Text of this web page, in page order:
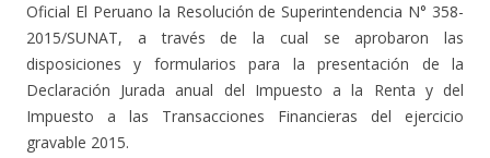
Oficial El Peruano la Resolución de Superintendencia N° 358-
2015/SUNAT, a través de la cual se aprobaron las
disposiciones y formularios para la presentación de la
Declaración Jurada anual del Impuesto a la Renta y del
Impuesto a las Transacciones Financieras del ejercicio
gravable 2015.